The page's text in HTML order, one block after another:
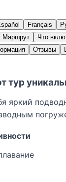
Français
Маршрут
Что
Отзывы
тур
яркий